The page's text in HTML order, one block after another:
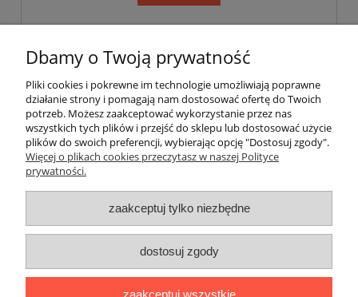
« 1 ... 7 8 9 10 11
Pomoc
Dostawa
Gwarancja i zwroty
O firmie
Dbamy o Twoją prywatność
Pliki cookies i pokrewne im technologie umożliwiają poprawne
działanie strony i pomagają nam dostosować ofertę do Twoich
potrzeb. Możesz zaakceptować wykorzystanie przez nas
wszystkich tych plików i przejść do sklepu lub dostosować użycie
plików do swoich preferencji, wybierając opcję "Dostosuj zgody".
Więcej o plikach cookies przeczytasz w naszej Polityce
prywatności.
zaakceptuj tylko niezbędne
dostosuj zgody
zaakceptuj wszystkie